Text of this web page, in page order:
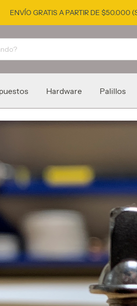
ENVÍO GRATIS A PARTIR DE $50.000
Hardware Palillos